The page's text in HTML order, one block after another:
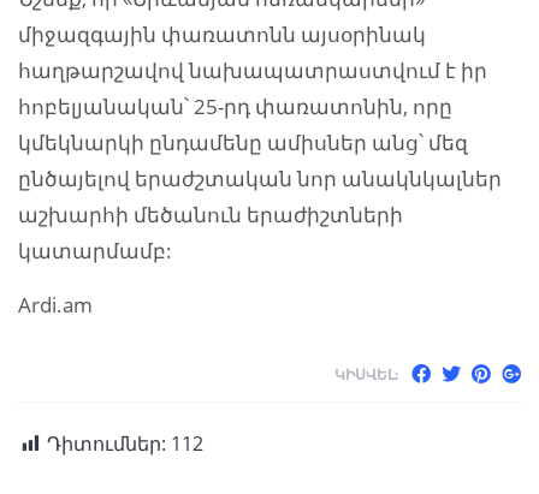
միջազգային փառատոնն այսօրինակ
հաղթարշավով նախապատրաստվում է իր
հոբելյանական՝ 25-րդ փառատոնին, որը
կմեկնարկի ընդամենը ամիսներ անց՝ մեզ
ընծայելով երաժշտական նոր անակնկալներ
աշխարհի մեծանուն երաժիշտների
կատարմամբ:
Ardi.am
ԿԻՍՎԵԼ:
Դիտումներ: 112